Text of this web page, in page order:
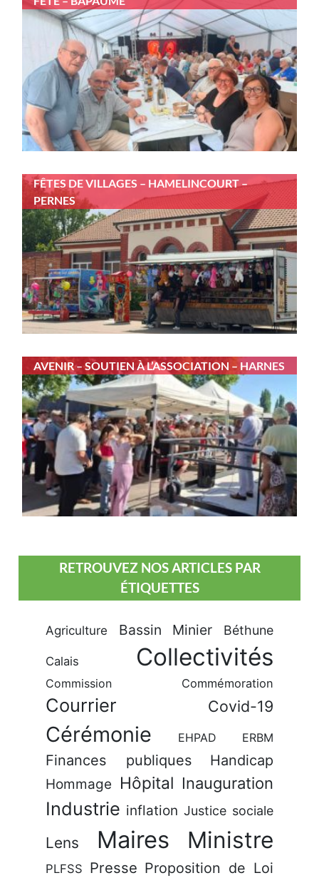
FÊTES DE VILLAGES – HAMELINCOURT –
PERNES
AVENIR – SOUTIEN À L’ASSOCIATION – HARNES
RETROUVEZ NOS ARTICLES PAR
ÉTIQUETTES
Agriculture Bassin Minier Béthune
Calais Collectivités
Commission Commémoration
Courrier Covid-19
Cérémonie EHPAD ERBM
Finances publiques Handicap
Hommage Hôpital Inauguration
Industrie inflation Justice sociale
Lens Maires Ministre
PLFSS Presse Proposition de Loi